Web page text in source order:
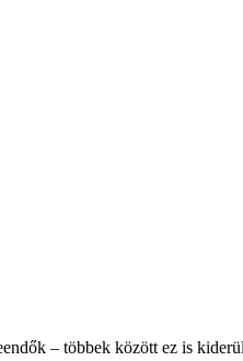
– többek között ez is